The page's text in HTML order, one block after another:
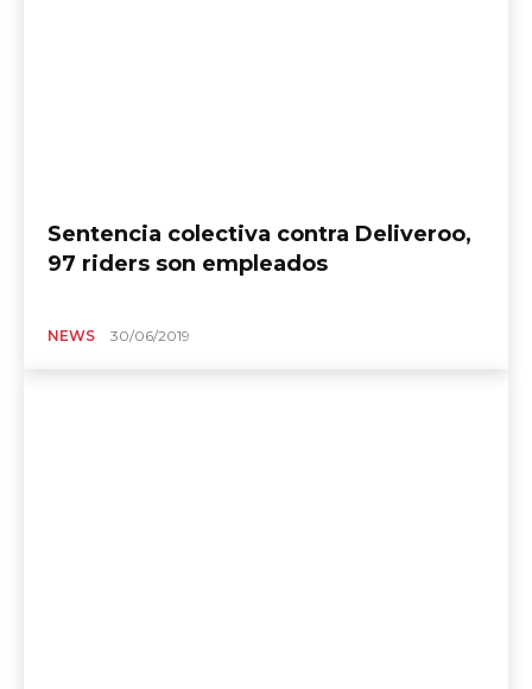
Sentencia colectiva contra Deliveroo,
97 riders son empleados
NEWS 30/06/2019